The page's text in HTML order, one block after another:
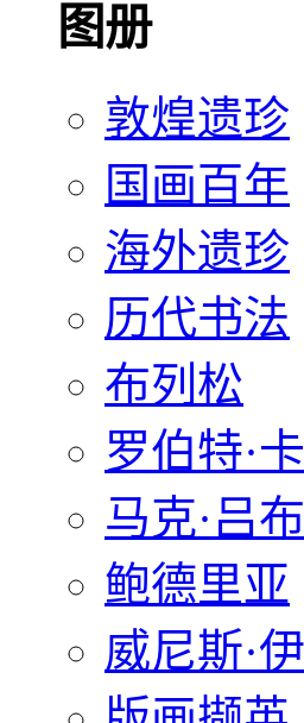
图册
敦煌遗珍
国画百年
海外遗珍
历代书法
布列松
罗伯特·
马克·吕布
鲍德里亚
威尼斯·